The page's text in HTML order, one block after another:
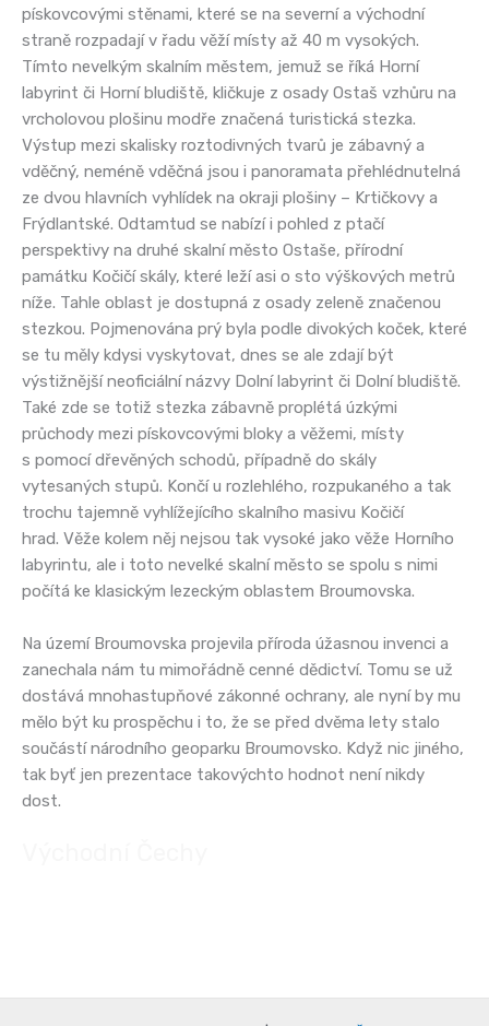
pískovcovými stěnami, které se na severní a východní
straně rozpadají v řadu věží místy až 40 m vysokých.
Tímto nevelkým skalním městem, jemuž se říká Horní
labyrint či Horní bludiště, kličkuje z osady Ostaš vzhůru na
vrcholovou plošinu modře značená turistická stezka.
Výstup mezi skalisky roztodivných tvarů je zábavný a
vděčný, neméně vděčná jsou i panoramata přehlédnutelná
ze dvou hlavních vyhlídek na okraji plošiny – Krtičkovy a
Frýdlantské. Odtamtud se nabízí i pohled z ptačí
perspektivy na druhé skalní město Ostaše, přírodní
památku Kočičí skály, které leží asi o sto výškových metrů
níže. Tahle oblast je dostupná z osady zeleně značenou
stezkou. Pojmenována prý byla podle divokých koček, které
se tu měly kdysi vyskytovat, dnes se ale zdají být
výstižnější neoficiální názvy Dolní labyrint či Dolní bludiště.
Také zde se totiž stezka zábavně proplétá úzkými
průchody mezi pískovcovými bloky a věžemi, místy
s pomocí dřevěných schodů, případně do skály
vytesaných stupů. Končí u rozlehlého, rozpukaného a tak
trochu tajemně vyhlížejícího skalního masivu Kočičí
hrad. Věže kolem něj nejsou tak vysoké jako věže Horního
labyrintu, ale i toto nevelké skalní město se spolu s nimi
počítá ke klasickým lezeckým oblastem Broumovska.
Na území Broumovska projevila příroda úžasnou invenci a
zanechala nám tu mimořádně cenné dědictví. Tomu se už
dostává mnohastupňové zákonné ochrany, ale nyní by mu
mělo být ku prospěchu i to, že se před dvěma lety stalo
součástí národního geoparku Broumovsko. Když nic jiného,
tak byť jen prezentace takovýchto hodnot není nikdy
dost.